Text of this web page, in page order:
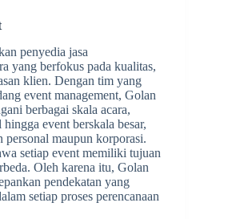
penyedia jasa
yang berfokus pada kualitas,
klien. Dengan tim yang
event management, Golan
berbagai skala acara,
event berskala besar,
personal maupun korporasi.
setiap event memiliki tujuan
Oleh karena itu, Golan
pendekatan yang
setiap proses perencanaan